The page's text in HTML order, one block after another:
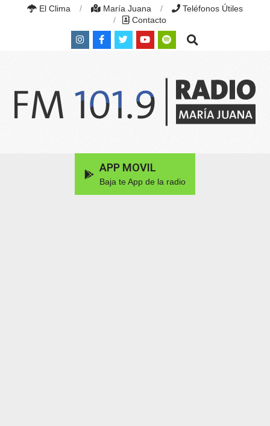
El Clima María Juana
Teléfonos Útiles
Contacto
Search
APP MOVIL
Baja te App de la radio